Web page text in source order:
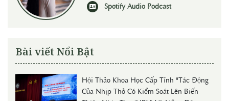
Spotify Audio Podcast
Bài viết Nổi Bật
Hội Thảo Khoa Học Cấp Tỉnh "Tác Động
Của Nhịp Thở Có Kiểm Soát Lên Biến